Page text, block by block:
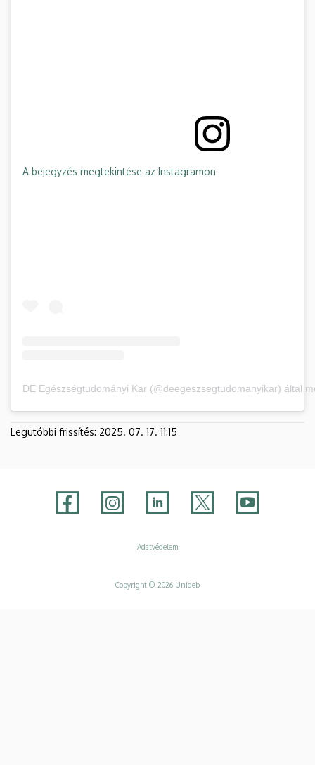
A bejegyzés megtekintése az Instagramon
DE Egészségtudományi Kar (@deegeszsegtudomanyikar) által
Legutóbbi frissítés: 2025. 07. 17. 11:15
Adatvédelem
Copyright © 2026 Unideb